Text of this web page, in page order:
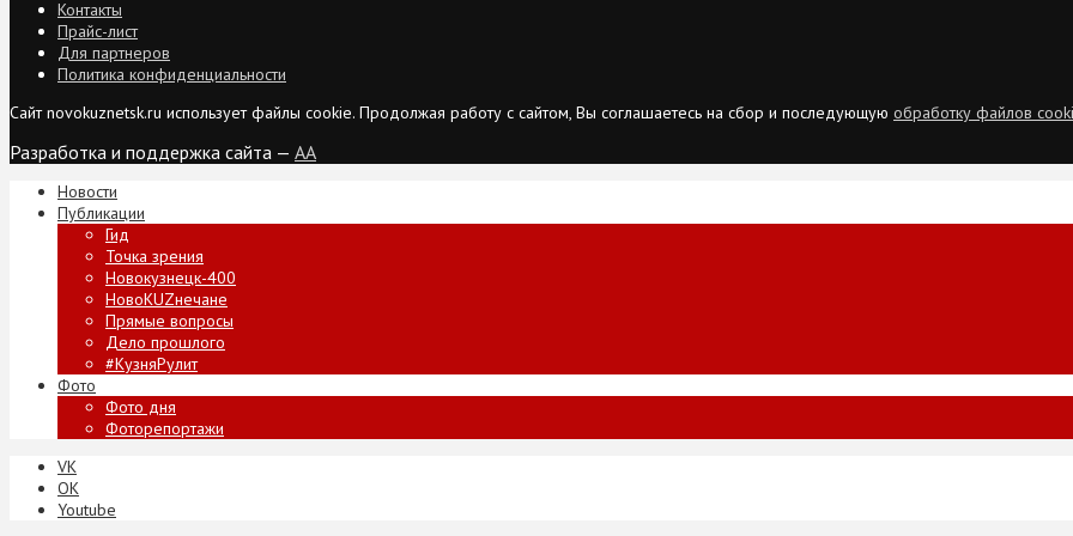
Контакты
Прайс-лист
Для партнеров
Политика конфиденциальности
Сайт novokuznetsk.ru использует файлы cookie. Продолжая работу с сайтом, Вы соглашаетесь на сбор и последующую обработку файлов
Разработка и поддержка сайта — AA
Новости
Публикации
Гид
Точка зрения
Новокузнецк-400
НовоKUZнечане
Прямые вопросы
Дело прошлого
#КузняРулит
Фото
Фото дня
Фоторепортажи
VK
ОК
Youtube